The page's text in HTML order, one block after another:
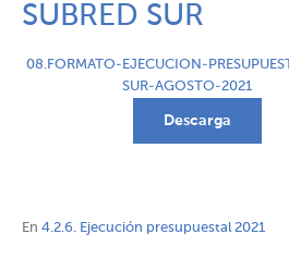
SUBRED SUR
08.FORMATO-EJECUCION-
SUR-AGOSTO-2021
Descarga
En 4.2.6. Ejecución presupuestal 2021